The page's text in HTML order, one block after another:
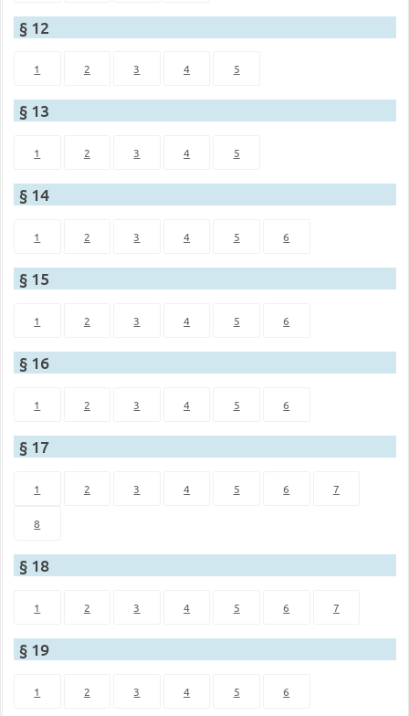
§ 12
1 2 3 4 5
§ 13
1 2 3 4 5
§ 14
1 2 3 4 5 6
§ 15
1 2 3 4 5 6
§ 16
1 2 3 4 5 6
§ 17
1 2 3 4 5 6 7
8
§ 18
1 2 3 4 5 6 7
§ 19
1 2 3 4 5 6